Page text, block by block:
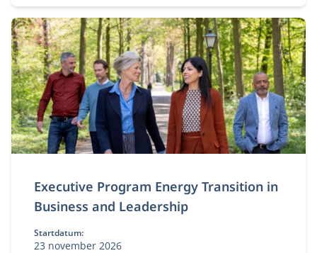
Executive Program Energy Transition in
Business and Leadership
Startdatum:
23 november 2026